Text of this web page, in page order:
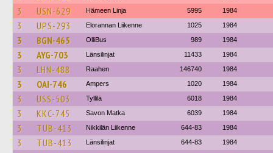
3 USN-629 Hämeen Linja 5995 1984
3 UPS-293 Elorannan Liikenne 1025 1984
3 BGN-465 OlliBus 989 1984
3 AYG-703 Länsilinjat 11433 1984
3 LHN-488 Raahen 146740 1984
3 OAI-746 Ampers 1020 1984
3 USS-503 Tyllilä 6018 1984
3 KKC-745 Savon Matka 6039 1984
3 TUB-413 Nikkilän Liikenne 644-83 1984
3 TUB-413 Länsilinjat 644-83 1984